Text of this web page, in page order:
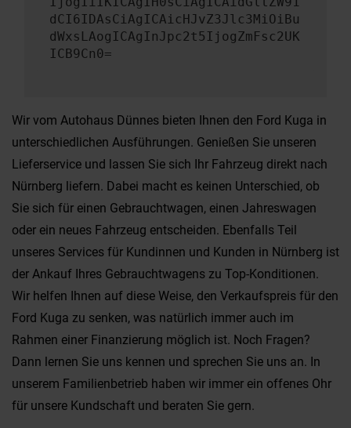
dCI6IDAsCiAgICAicHJvZ3Jlc3MiOiBu
dWxsLAogICAgInJpc2t5IjogZmFsc2UK
ICB9Cn0=
Wir vom Autohaus Dünnes bieten Ihnen den Ford Kuga in
unterschiedlichen Ausführungen. Genießen Sie unseren
Lieferservice und lassen Sie sich Ihr Fahrzeug direkt nach
Nürnberg liefern. Dabei macht es keinen Unterschied, ob
Sie sich für einen Gebrauchtwagen, einen Jahreswagen
oder ein neues Fahrzeug entscheiden. Ebenfalls Teil
unseres Services für Kundinnen und Kunden in Nürnberg ist
der Ankauf Ihres Gebrauchtwagens zu Top-Konditionen.
Wir helfen Ihnen auf diese Weise, den Verkaufspreis für den
Ford Kuga zu senken, was natürlich immer auch im
Rahmen einer Finanzierung möglich ist. Noch Fragen?
Dann lernen Sie uns kennen und sprechen Sie uns an. In
unserem Familienbetrieb haben wir immer ein offenes Ohr
für unsere Kundschaft und beraten Sie gern.